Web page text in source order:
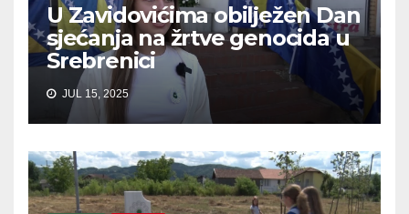
U Zavidovićima obilježen Dan
sjećanja na žrtve genocida u
Srebrenici
JUL 15, 2025